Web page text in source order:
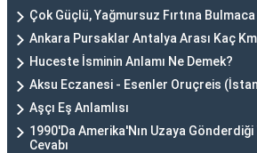
Çok Güçlü, Yağmursuz Fırtına Bulmaca
Ankara Pursaklar Antalya Arası Kaç Km
Huceste İsminin Anlamı Ne Demek?
Aksu Eczanesi - Esenler Oruçreis
Aşçı Eş Anlamlısı
1990'Da Amerika'Nın Uzaya
Cevabı